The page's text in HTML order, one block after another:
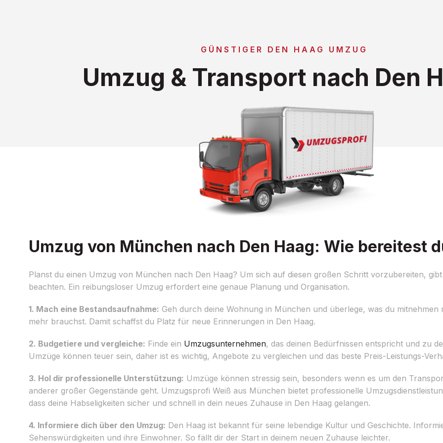
GÜNSTIGER DEN HAAG UMZUG
Umzug & Transport nach Den
Umzug von München nach Den Haag: Wie bereitest
Planst du einen Umzug von München nach Den Haag? Um sich auf diesen großen Schritt vorzubereiten,
beachten. Ein reibungsloser Umzug erfordert eine genaue Planung und Organisation.
1. Mach eine Bestandsaufnahme: Geh durch deine Wohnung in München und überlege, was du mitnehmen
mehr brauchst. Damit schaffst du Platz für neue Erinnerungen in Den Haag.
2. Budgetiere und vergleiche: Finde ein Umzugsunternehmen, das deinen Bedürfnissen entspricht und zu
Umzüge können teuer sein, daher ist es wichtig, Angebote zu vergleichen und das beste Preis-Leistungs-
3. Hol dir professionelle Unterstützung: Umzüge können stressig sein, besonders wenn es um den
anderer großer Gegenstände geht. Umzugsprofi Weiß aus München bietet professionelle
dass deine Habseligkeiten sicher und schnell in dein neues Zuhause in Den Haag gelangen.
4. Informiere dich über den Umzug: Den Haag ist bekannt für seine lebendige Kultur und Geschichte.
Sehenswürdigkeiten und ihre Einwohner. So fällt dir der Start in deinem neuen Zuhause leichter.